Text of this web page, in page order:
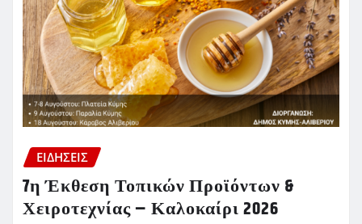
ΕΙΔΗΣΕΙΣ
7η Έκθεση Τοπικών Προϊόντων &
Χειροτεχνίας – Καλοκαίρι 2026